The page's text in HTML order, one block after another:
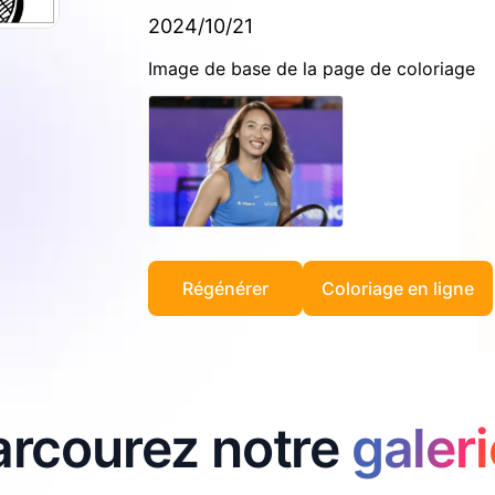
2024/10/21
Image de base de la page de coloriage
Régénérer Coloriage en ligne
notre